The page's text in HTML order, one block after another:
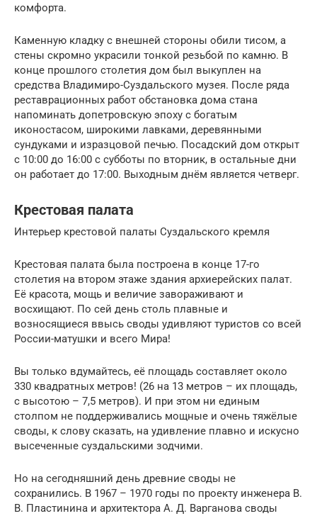
комфорта.
Каменную кладку с внешней стороны обили тисом, а
стены скромно украсили тонкой резьбой по камню. В
конце прошлого столетия дом был выкуплен на
средства Владимиро-Суздальского музея. После ряда
реставрационных работ обстановка дома стана
напоминать допетровскую эпоху с богатым
иконостасом, широкими лавками, деревянными
сундуками и изразцовой печью. Посадский дом открыт
с 10:00 до 16:00 с субботы по вторник, в остальные дни
он работает до 17:00. Выходным днём является четверг.
Крестовая палата
Интерьер крестовой палаты Суздальского кремля
Крестовая палата была построена в конце 17-го
столетия на втором этаже здания архиерейских палат.
Её красота, мощь и величие завораживают и
восхищают. По сей день столь плавные и
возносящиеся ввысь своды удивляют туристов со всей
России-матушки и всего Мира!
Вы только вдумайтесь, её площадь составляет около
330 квадратных метров! (26 на 13 метров – их площадь,
с высотою – 7,5 метров). И при этом ни единым
столпом не поддерживались мощные и очень тяжёлые
своды, к слову сказать, на удивление плавно и искусно
высеченные суздальскими зодчими.
Но на сегодняшний день древние своды не
сохранились. В 1967 – 1970 годы по проекту инженера В.
В. Пластинина и архитектора А. Д. Варганова своды